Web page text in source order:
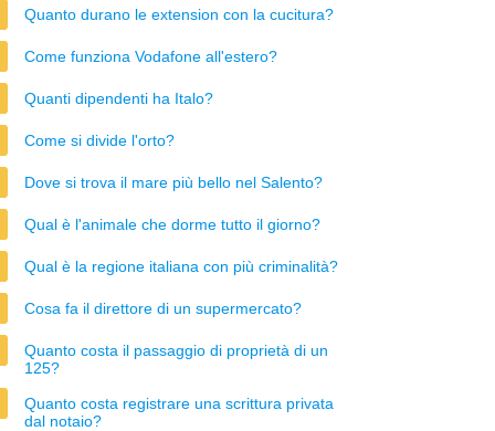
Quanto durano le extension con la cucitura?
Come funziona Vodafone all'estero?
Quanti dipendenti ha Italo?
Come si divide l'orto?
Dove si trova il mare più bello nel Salento?
Qual è l'animale che dorme tutto il giorno?
Qual è la regione italiana con più criminalità?
Cosa fa il direttore di un supermercato?
Quanto costa il passaggio di proprietà di un
125?
Quanto costa registrare una scrittura privata
dal notaio?